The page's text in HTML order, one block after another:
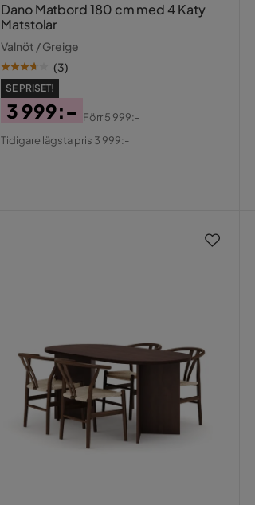
Dano Matbord 180 cm med 4 Katy
Matstolar
Valnöt / Greige
(3)
SE PRISET!
Pris
3 999:-
Original
Förr5 999:-
Tidigare lägsta pris 3 999:-